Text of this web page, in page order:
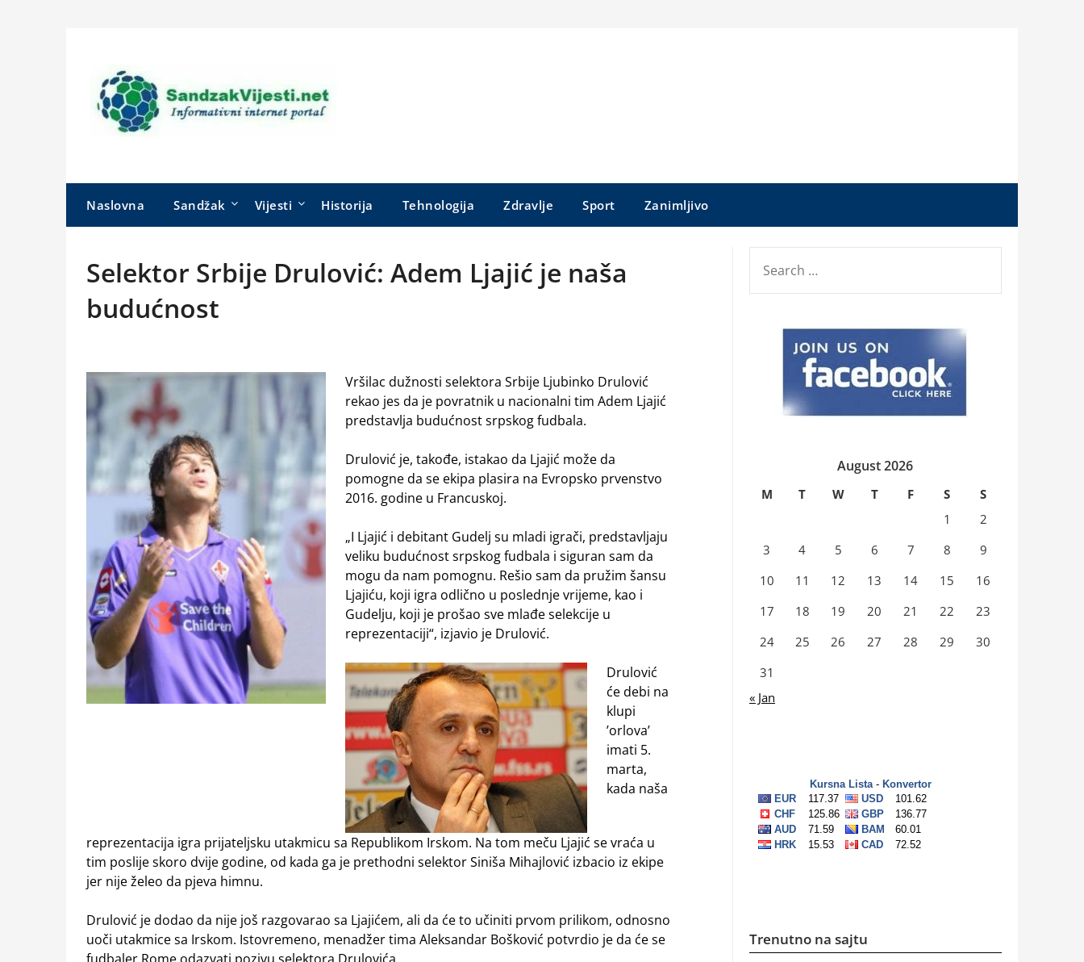
Naslovna Sandžak Vijesti Historija Tehnologija Zdravlje Sport Zanimljivo
Selektor Srbije Drulović: Adem Ljajić je naša
budućnost
Vršilac dužnosti selektora Srbije Ljubinko Drulović
rekao jes da je povratnik u nacionalni tim Adem Ljajić
predstavlja budućnost srpskog fudbala.
Drulović je, takođe, istakao da Ljajić može da
pomogne da se ekipa plasira na Evropsko prvenstvo
2016. godine u Francuskoj.
„I Ljajić i debitant Gudelj su mladi igrači, predstavljaju
veliku budućnost srpskog fudbala i siguran sam da
mogu da nam pomognu. Rešio sam da pružim šansu
Ljajiću, koji igra odlično u poslednje vrijeme, kao i
Gudelju, koji je prošao sve mlađe selekcije u
reprezentaciji“, izjavio je Drulović.
Drulović
će debi na
klupi
’orlova’
imati 5.
marta,
kada naša
reprezentacija igra prijateljsku utakmicu sa Republikom Irskom. Na tom meču Ljajić se vraća u
tim poslije skoro dvije godine, od kada ga je prethodni selektor Siniša Mihajlović izbacio iz ekipe
jer nije želeo da pjeva himnu.
Drulović je dodao da nije još razgovarao sa Ljajićem, ali da će to učiniti prvom prilikom, odnosno
uoči utakmice sa Irskom. Istovremeno, menadžer tima Aleksandar Bošković potvrdio je da će se
FOR:
August 2026
M T W T F S
S
1
2
3
4 5 6 7 8
9
10
11 12 13 14 15
16
17
18 19 20 21 22
23
24
25 26 27 28 29
30
31
« Jan
Trenutno na sajtu